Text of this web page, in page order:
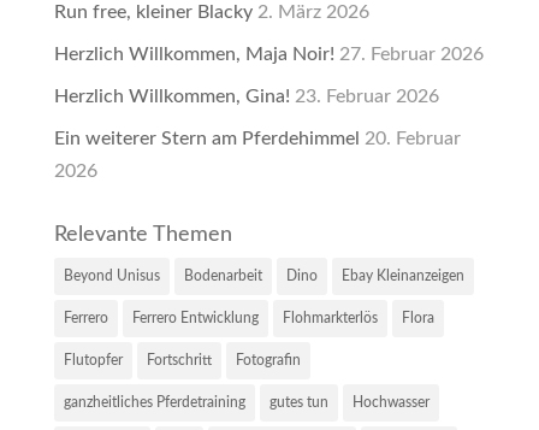
Run free, kleiner Blacky 2. März 2026
Herzlich Willkommen, Maja Noir! 27. Februar 2026
Herzlich Willkommen, Gina! 23. Februar 2026
Ein weiterer Stern am Pferdehimmel 20. Februar
2026
Relevante Themen
Beyond Unisus Bodenarbeit Dino Ebay Kleinanzeigen
Ferrero Ferrero Entwicklung Flohmarkterlös Flora
Flutopfer Fortschritt Fotografin
ganzheitliches Pferdetraining gutes tun Hochwasser